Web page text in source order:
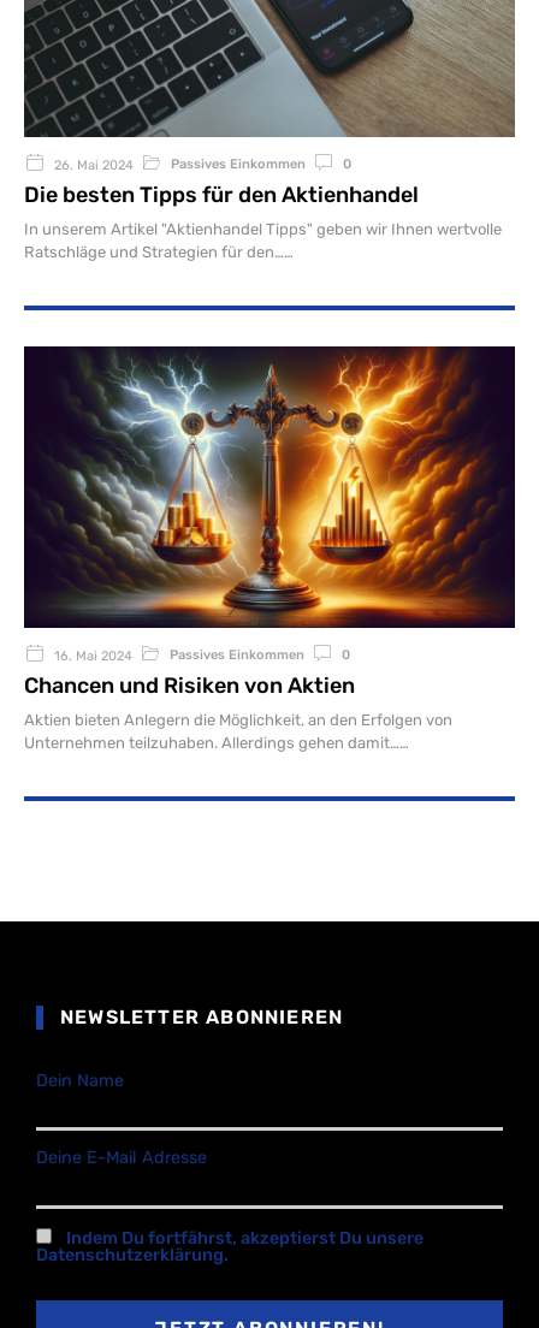
26. Mai 2024 Passives Einkommen 0
Die besten Tipps für den Aktienhandel
In unserem Artikel "Aktienhandel Tipps" geben wir Ihnen wertvolle
Ratschläge und Strategien für den…
16. Mai 2024 Passives Einkommen 0
Chancen und Risiken von Aktien
Aktien bieten Anlegern die Möglichkeit, an den Erfolgen von
Unternehmen teilzuhaben. Allerdings gehen damit…
NEWSLETTER ABONNIEREN
Dein Name
Deine E-Mail Adresse
Indem Du fortfährst, akzeptierst Du unsere
Datenschutzerklärung.